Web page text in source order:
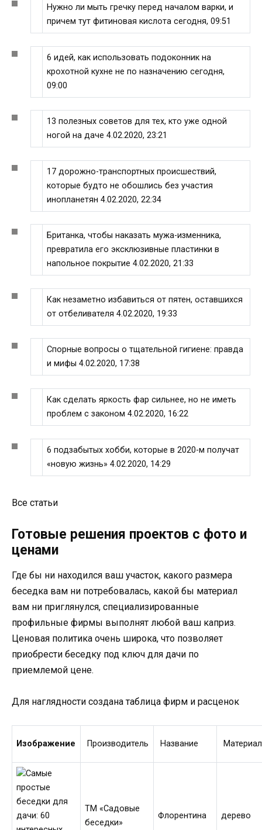
Нужно ли мыть гречку перед началом варки, и
причем тут фитиновая кислота сегодня, 09:51
6 идей, как использовать подоконник на
крохотной кухне не по назначению сегодня,
09:00
13 полезных советов для тех, кто уже одной
ногой на даче 4.02.2020, 23:21
17 дорожно-транспортных происшествий,
которые будто не обошлись без участия
инопланетян 4.02.2020, 22:34
Британка, чтобы наказать мужа-изменника,
превратила его эксклюзивные пластинки в
напольное покрытие 4.02.2020, 21:33
Как незаметно избавиться от пятен, оставшихся
от отбеливателя 4.02.2020, 19:33
Спорные вопросы о тщательной гигиене: правда
и мифы 4.02.2020, 17:38
Как сделать яркость фар сильнее, но не иметь
проблем с законом 4.02.2020, 16:22
6 подзабытых хобби, которые в 2020-м получат
«новую жизнь» 4.02.2020, 14:29
Все статьи
Готовые решения проектов с фото и
ценами
Где бы ни находился ваш участок, какого размера
беседка вам ни потребовалась, какой бы материал
вам ни приглянулся, специализированные
профильные фирмы выполнят любой ваш каприз.
Ценовая политика очень широка, что позволяет
приобрести беседку под ключ для дачи по
приемлемой цене.
Для наглядности создана таблица фирм и расценок
Изображение Производитель Название Материал
ТМ «Садовые
беседки»
Флорентина дерево